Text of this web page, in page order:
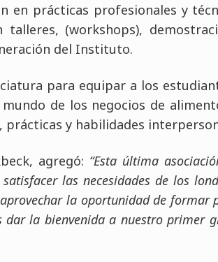
en prácticas profesionales y
(workshops),
del Instituto.
para equipar a los
de los negocios de
prácticas y habilidades
agregó: “Esta última
las necesidades de los
la oportunidad de formar
la bienvenida a nuestro primer